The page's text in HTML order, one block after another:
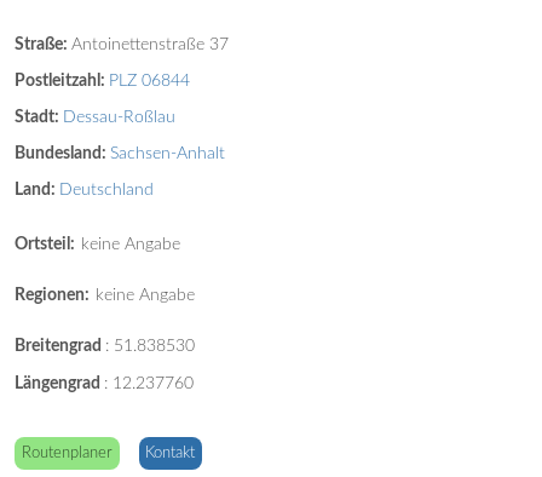
Straße: Antoinettenstraße 37
Postleitzahl: PLZ 06844
Stadt: Dessau-Roßlau
Bundesland: Sachsen-Anhalt
Land: Deutschland
Ortsteil: keine Angabe
Regionen: keine Angabe
Breitengrad : 51.838530
Längengrad : 12.237760
Routenplaner Kontakt